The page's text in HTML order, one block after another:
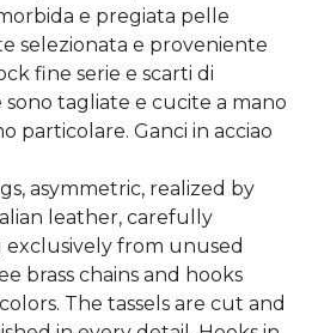
e pregiata pelle
selezionata e proveniente
fine serie e scarti di
sono tagliate e cucite a mano
particolare. Ganci in acciao
asymmetric, realized by
leather, carefully
from unused
brass chains and hooks
The tassels are cut and